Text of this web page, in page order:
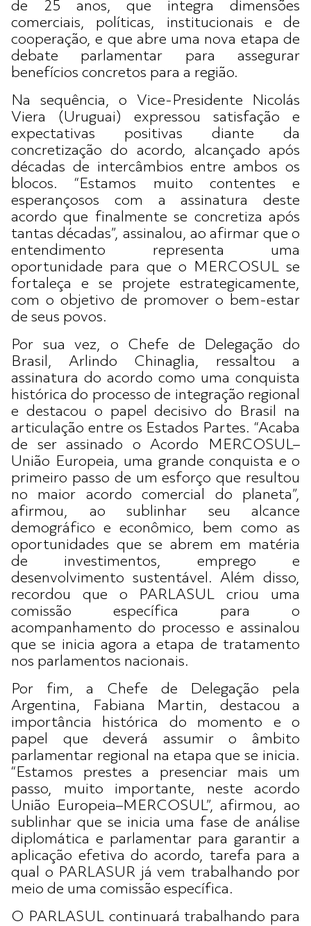
de 25 anos, que integra dimensões
comerciais, políticas, institucionais e de
cooperação, e que abre uma nova etapa de
debate parlamentar para assegurar
benefícios concretos para a região.
Na sequência, o Vice-Presidente Nicolás
Viera (Uruguai) expressou satisfação e
expectativas positivas diante da
concretização do acordo, alcançado após
décadas de intercâmbios entre ambos os
blocos. “Estamos muito contentes e
esperançosos com a assinatura deste
acordo que finalmente se concretiza após
tantas décadas”, assinalou, ao afirmar que o
entendimento representa uma
oportunidade para que o MERCOSUL se
fortaleça e se projete estrategicamente,
com o objetivo de promover o bem-estar
de seus povos.
Por sua vez, o Chefe de Delegação do
Brasil, Arlindo Chinaglia, ressaltou a
assinatura do acordo como uma conquista
histórica do processo de integração regional
e destacou o papel decisivo do Brasil na
articulação entre os Estados Partes. “Acaba
de ser assinado o Acordo MERCOSUL–
União Europeia, uma grande conquista e o
primeiro passo de um esforço que resultou
no maior acordo comercial do planeta”,
afirmou, ao sublinhar seu alcance
demográfico e econômico, bem como as
oportunidades que se abrem em matéria
de investimentos, emprego e
desenvolvimento sustentável. Além disso,
recordou que o PARLASUL criou uma
comissão específica para o
acompanhamento do processo e assinalou
que se inicia agora a etapa de tratamento
nos parlamentos nacionais.
Por fim, a Chefe de Delegação pela
Argentina, Fabiana Martin, destacou a
importância histórica do momento e o
papel que deverá assumir o âmbito
parlamentar regional na etapa que se inicia.
“Estamos prestes a presenciar mais um
passo, muito importante, neste acordo
União Europeia–MERCOSUL”, afirmou, ao
sublinhar que se inicia uma fase de análise
diplomática e parlamentar para garantir a
aplicação efetiva do acordo, tarefa para a
qual o PARLASUR já vem trabalhando por
meio de uma comissão específica.
O PARLASUL continuará trabalhando para